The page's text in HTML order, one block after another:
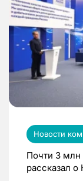
Новости
Почти 3
рассказал